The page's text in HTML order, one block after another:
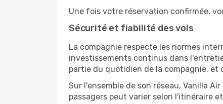
Une fois votre réservation confirmée,
Sécurité et fiabilité des vols
La compagnie respecte les normes
investissements continus dans
partie du quotidien de la compagnie, et
Sur l'ensemble de son réseau, Vanilla
passagers peut varier selon l'itinéraire